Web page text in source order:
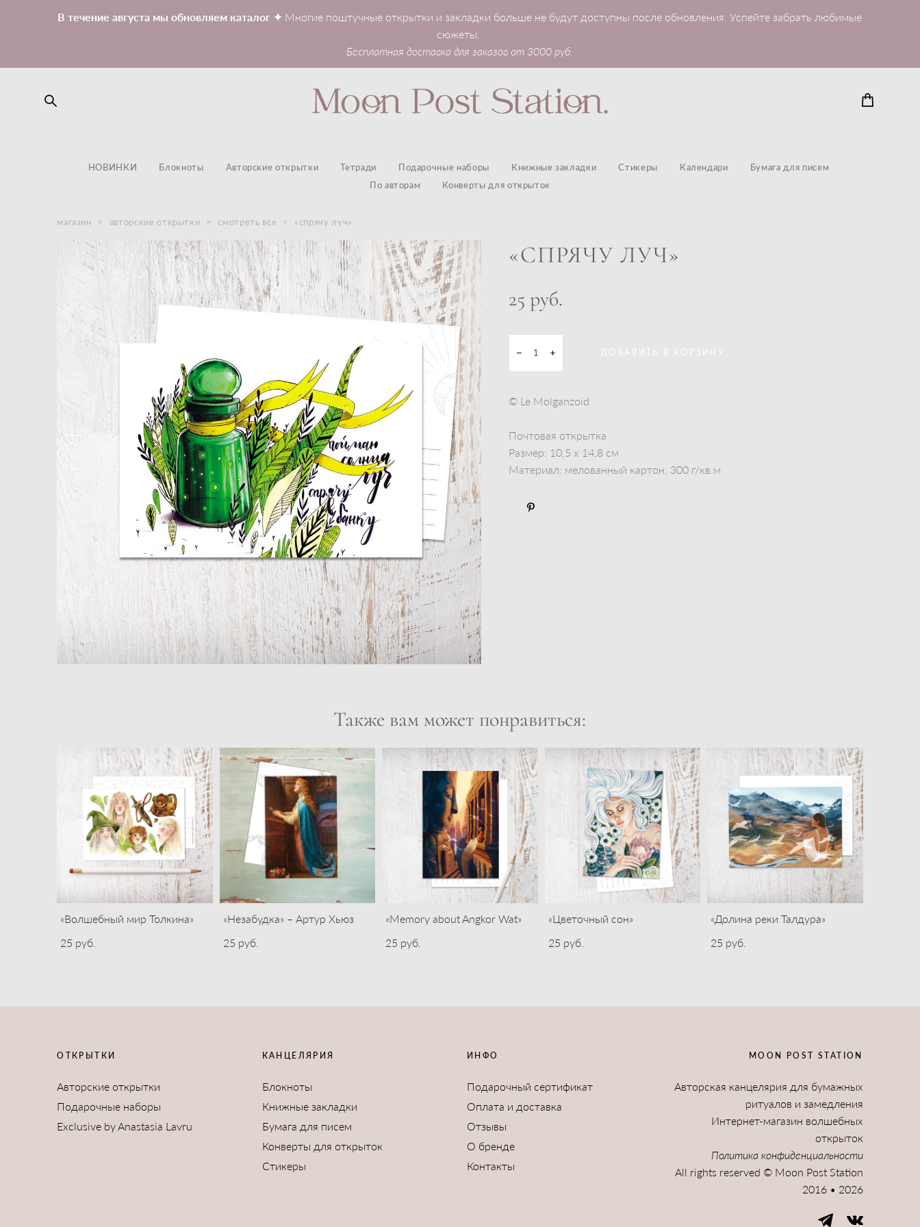
В течение августа мы обновляем каталог ✦ Многие поштучные открытки и закладки больше не будут доступны после обновления. Успейте забрать любимые
сюжеты.
Бесплатная доставка для заказов от 3000 руб.
НОВИНКИ Блокноты Авторские открытки Тетради Подарочные наборы Книжные закладки Стикеры Календари
Бумага для писем
По авторам
Конверты для открыток
магазин > авторские открытки > смотреть все > «спрячу луч»
«СПРЯЧУ ЛУЧ»
25 pуб.
ДОБАВИТЬ В КОРЗИНУ
© Le Molganzoid
Почтовая открытка
Размер: 10,5 x 14,8 см
Материал: мелованный картон, 300 г/кв.м
Также вам может понравиться:
«Волшебный мир Толкина»
25 pуб.
«Незабудка» – Артур Хьюз
25 pуб.
«Memory about Angkor Wat»
25 pуб.
«Цветочный сон»
25 pуб.
«Долина реки Талдура»
25 pуб.
ОТКРЫТКИ
Авторские открытки
Подарочные наборы
Exclusive by Anastasia Lavru
КАНЦЕЛЯРИЯ
Блокноты
Книжные закладки
Бумага для писем
Конверты для открыток
Стикеры
ИНФО
Подарочный сертификат
Оплата и доставка
Отзывы
О бренде
Контакты
MOON POST STATION
Авторская канцелярия для бумажных
ритуалов и замедления
Интернет-магазин волшебных
открыток
Политика конфиденциальности
All rights reserved © Moon Post Station
2016 • 2026